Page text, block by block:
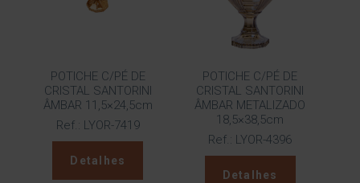
POTICHE C/PÉ DE
CRISTAL SANTORINI
ÂMBAR 11,5×24,5cm
Ref.: LYOR-7419
Detalhes
POTICHE C/PÉ DE
CRISTAL SANTORINI
ÂMBAR METALIZADO
18,5×38,5cm
Ref.: LYOR-4396
Detalhes